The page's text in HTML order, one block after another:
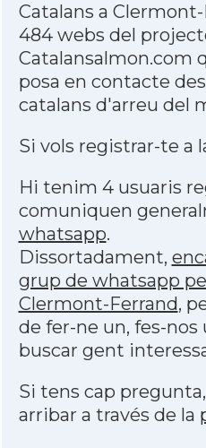
Catalans a
484 webs del
Catalansalmon.com
posa en contacte
catalans d'arreu del
Si vols registrar-te a
Hi tenim 4 usuaris
comuniquen
whatsapp.
Dissortadament,
grup de whatsapp
Clermont-Ferrand,
de fer-ne un, fes-
buscar gent
Si tens cap
arribar a través de la